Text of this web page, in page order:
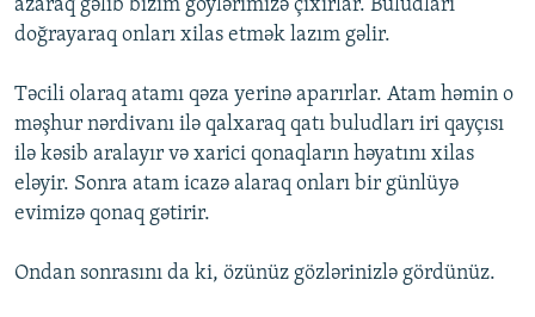
azaraq gəlib bizim göylərimizə çıxırlar. Buludları
doğrayaraq onları xilas etmək lazım gəlir.
Təcili olaraq atamı qəza yerinə aparırlar. Atam həmin o
məşhur nərdivanı ilə qalxaraq qatı buludları iri qayçısı
ilə kəsib aralayır və xarici qonaqların həyatını xilas
eləyir. Sonra atam icazə alaraq onları bir günlüyə
evimizə qonaq gətirir.
Ondan sonrasını da ki, özünüz gözlərinizlə gördünüz.